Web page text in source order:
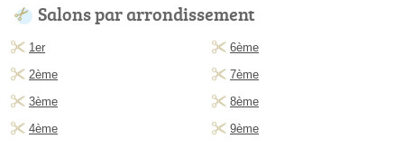
Salons par arrondissement
1er
2ème
3ème
4ème
6ème
7ème
8ème
9ème